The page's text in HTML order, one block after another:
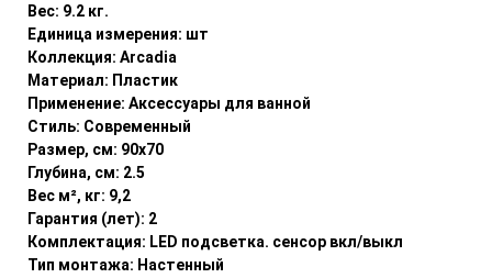
Вес: 9.2 кг.
Единица измерения: шт
Коллекция: Arcadia
Материал: Пластик
Применение: Аксессуары для ванной
Стиль: Современный
Размер, см: 90x70
Глубина, см: 2.5
Вес м², кг: 9,2
Гарантия (лет): 2
Комплектация: LED подсветка. сенсор вкл/выкл
Тип монтажа: Настенный